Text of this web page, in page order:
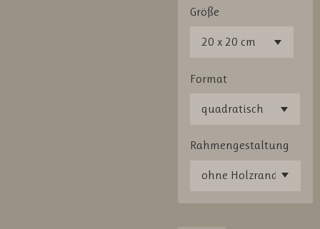
Größe
Format
Rahmengestaltung